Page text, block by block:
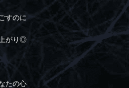
すのに
がり◎
たの心